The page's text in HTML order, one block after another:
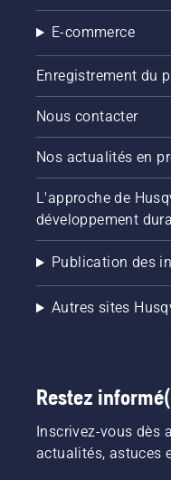
E-commerce
Enregistrement du
Nous contacter
Nos actualités en
L'approche de
développement
Publication des
Autres sites
Restez
Inscrivez-vous dès
actualités, astuces